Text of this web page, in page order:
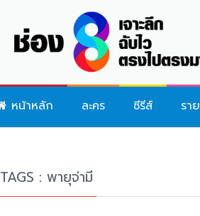
หน้าหลัก ละคร ซีรีส์ รา
TAGS : พายุจ่ามี